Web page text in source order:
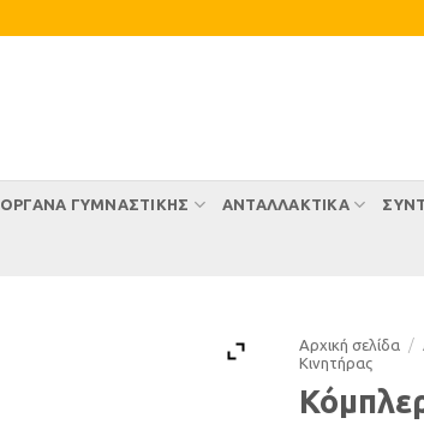
ΟΡΓΑΝΑ ΓΥΜΝΑΣΤΙΚΗΣ ΑΝΤΑΛΛΑΚΤΙΚΑ
Αρχική σελίδα /
Κινητήρας